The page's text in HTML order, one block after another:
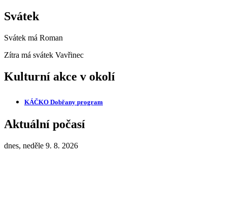
Svátek
Svátek má Roman
Zítra má svátek Vavřinec
Kulturní akce v okolí
KÁČKO Dobřany program
Aktuální počasí
dnes, neděle 9. 8. 2026